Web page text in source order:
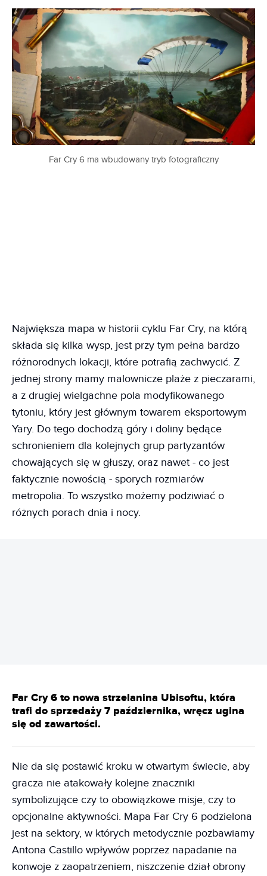
Far Cry 6 ma wbudowany tryb fotograficzny
Największa mapa w historii cyklu Far Cry, na którą
składa się kilka wysp, jest przy tym pełna bardzo
różnorodnych lokacji, które potrafią zachwycić. Z
jednej strony mamy malownicze plaże z pieczarami,
a z drugiej wielgachne pola modyfikowanego
tytoniu, który jest głównym towarem eksportowym
Yary. Do tego dochodzą góry i doliny będące
schronieniem dla kolejnych grup partyzantów
chowających się w głuszy, oraz nawet - co jest
faktycznie nowością - sporych rozmiarów
metropolia. To wszystko możemy podziwiać o
różnych porach dnia i nocy.
Far Cry 6 to nowa strzelanina Ubisoftu, która
trafi do sprzedaży 7 października, wręcz ugina
się od zawartości.
Nie da się postawić kroku w otwartym świecie, aby
gracza nie atakowały kolejne znaczniki
symbolizujące czy to obowiązkowe misje, czy to
opcjonalne aktywności. Mapa Far Cry 6 podzielona
jest na sektory, w których metodycznie pozbawiamy
Antona Castillo wpływów poprzez napadanie na
konwoje z zaopatrzeniem, niszczenie dział obrony